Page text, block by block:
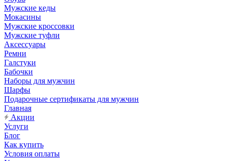
Мужские кеды
Мокасины
Мужские кроссовки
Мужские туфли
Аксессуары
Ремни
Галстуки
Бабочки
Наборы для мужчин
Шарфы
Подарочные сертификаты для мужчин
Главная
Акции
Услуги
Блог
Как купить
Условия оплаты